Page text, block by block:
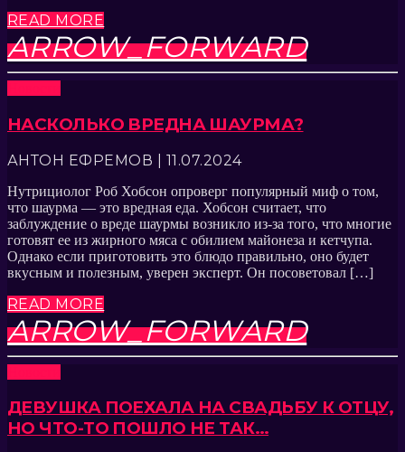
READ MORE
ARROW_FORWARD
НАСКОЛЬКО ВРЕДНА ШАУРМА?
АНТОН ЕФРЕМОВ | 11.07.2024
Нутрициолог Роб Хобсон опроверг популярный миф о том,
что шаурма — это вредная еда. Хобсон считает, что
заблуждение о вреде шаурмы возникло из-за того, что многие
готовят ее из жирного мяса с обилием майонеза и кетчупа.
Однако если приготовить это блюдо правильно, оно будет
вкусным и полезным, уверен эксперт. Он посоветовал […]
READ MORE
ARROW_FORWARD
ДЕВУШКА ПОЕХАЛА НА СВАДЬБУ К ОТЦУ,
НО ЧТО-ТО ПОШЛО НЕ ТАК…